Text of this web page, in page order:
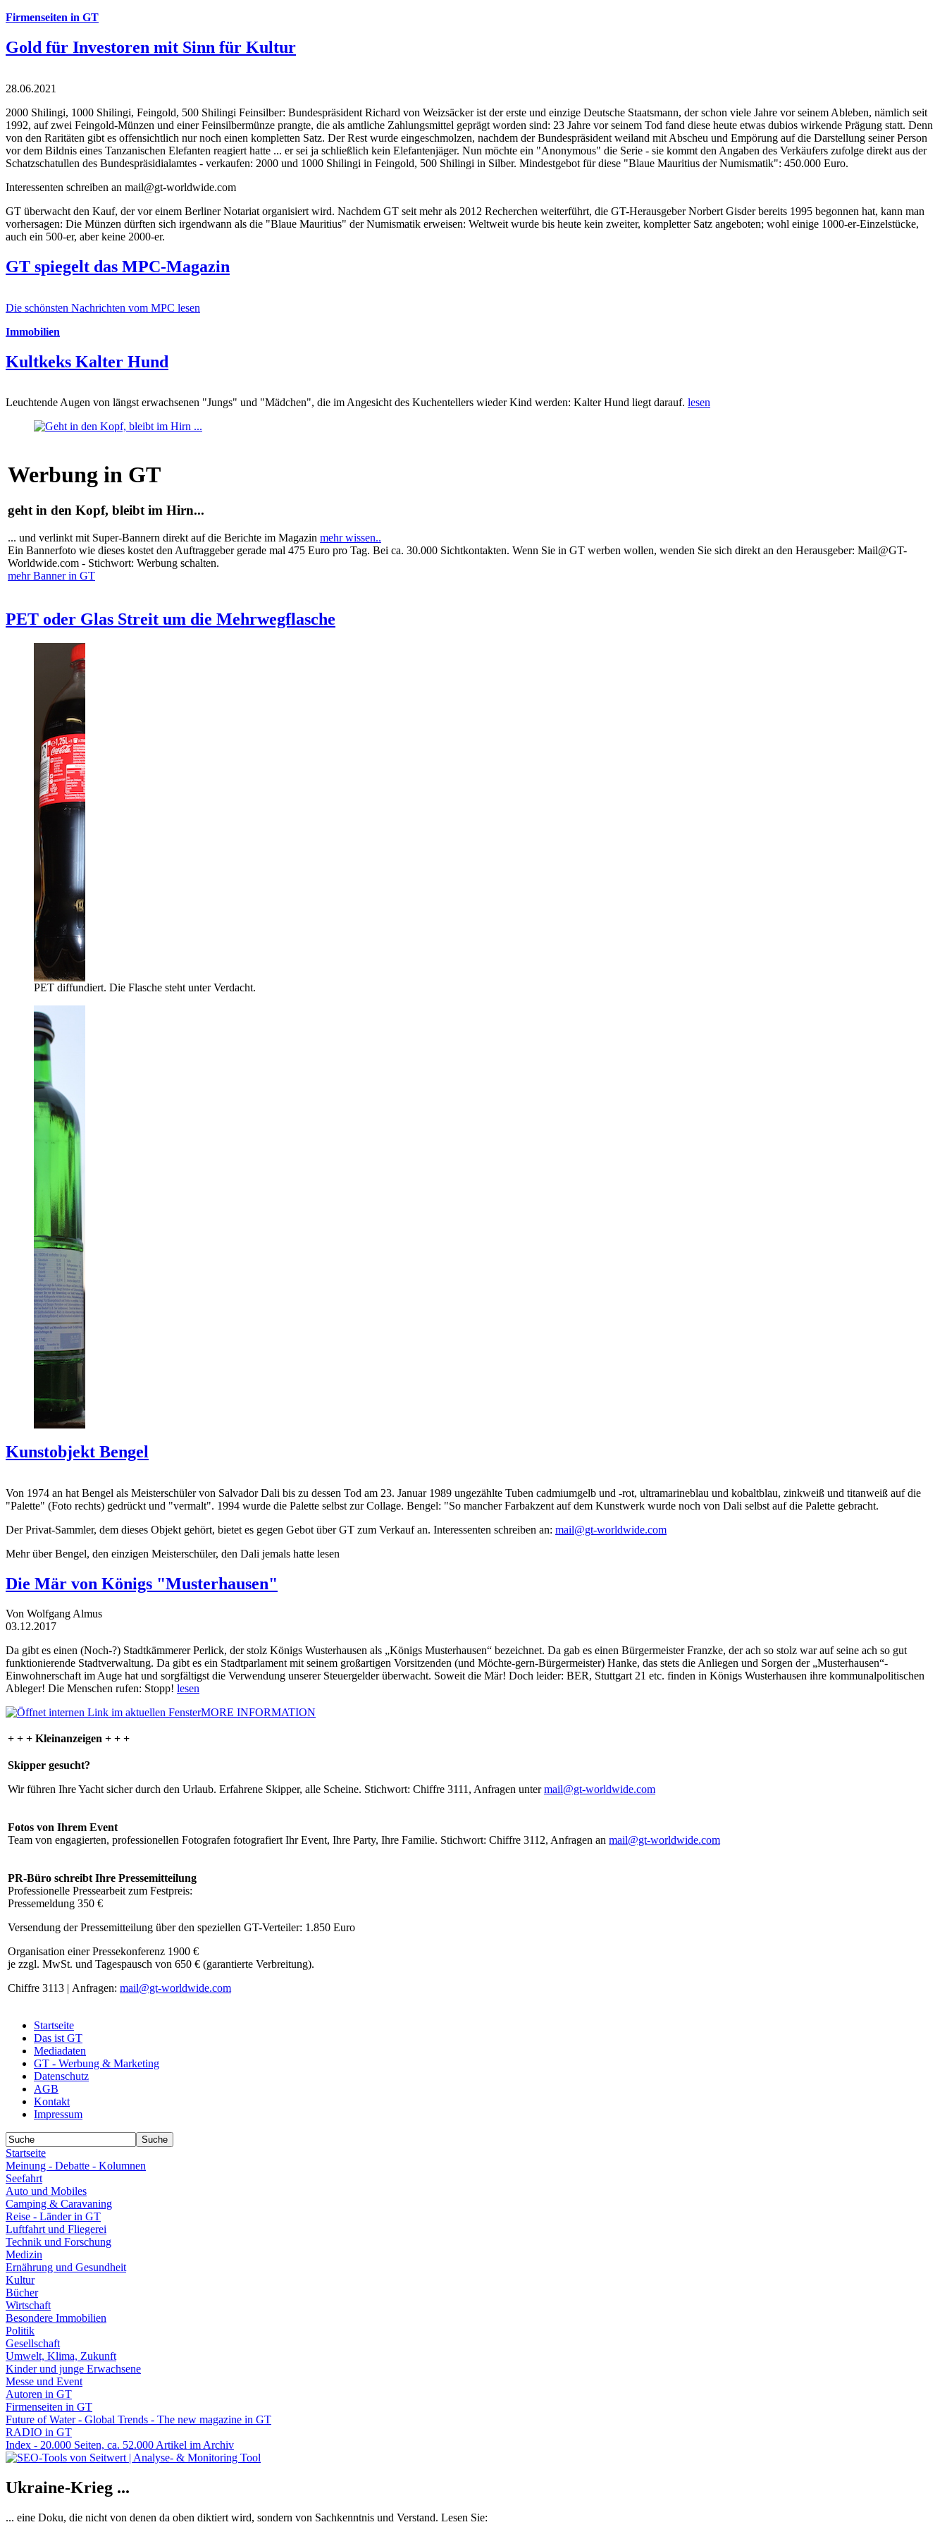
Firmenseiten in GT
Gold für Investoren mit Sinn für Kultur
28.06.2021
2000 Shilingi, 1000 Shilingi, Feingold, 500 Shilingi Feinsilber: Bundespräsident Richard von Weizsäcker ist der erste und einzige Deutsche Staatsmann, der schon viele Jahre vor seinem Ableben, nämlich seit
1992, auf zwei Feingold-Münzen und einer Feinsilbermünze prangte, die als amtliche Zahlungsmittel geprägt worden sind: 23 Jahre vor seinem Tod fand diese heute etwas dubios wirkende Prägung statt. Denn
von den Raritäten gibt es offensichtlich nur noch einen kompletten Satz. Der Rest wurde eingeschmolzen, nachdem der Bundespräsident weiland mit Abscheu und Empörung auf die Darstellung seiner Person
vor dem Bildnis eines Tanzanischen Elefanten reagiert hatte ... er sei ja schließlich kein Elefantenjäger. Nun möchte ein "Anonymous" die Serie - sie kommt den Angaben des Verkäufers zufolge direkt aus der
Schatzschatullen des Bundespräsidialamtes - verkaufen: 2000 und 1000 Shilingi in Feingold, 500 Shilingi in Silber. Mindestgebot für diese "Blaue Mauritius der Numismatik": 450.000 Euro.
Interessenten schreiben an mail@gt-worldwide.com
GT überwacht den Kauf, der vor einem Berliner Notariat organisiert wird. Nachdem GT seit mehr als 2012 Recherchen weiterführt, die GT-Herausgeber Norbert Gisder bereits 1995 begonnen hat, kann man
vorhersagen: Die Münzen dürften sich irgendwann als die "Blaue Mauritius" der Numismatik erweisen: Weltweit wurde bis heute kein zweiter, kompletter Satz angeboten; wohl einige 1000-er-Einzelstücke,
auch ein 500-er, aber keine 2000-er.
GT spiegelt das MPC-Magazin
Die schönsten Nachrichten vom MPC lesen
Immobilien
Kultkeks Kalter Hund
Leuchtende Augen von längst erwachsenen "Jungs" und "Mädchen", die im Angesicht des Kuchentellers wieder Kind werden: Kalter Hund liegt darauf. lesen
Werbung in GT
geht in den Kopf, bleibt im Hirn...
... und verlinkt mit Super-Bannern direkt auf die Berichte im Magazin mehr wissen..
Ein Bannerfoto wie dieses kostet den Auftraggeber gerade mal 475 Euro pro Tag. Bei ca. 30.000 Sichtkontakten. Wenn Sie in GT werben wollen, wenden Sie sich direkt an den Herausgeber: Mail@GT-
Worldwide.com - Stichwort: Werbung schalten.
mehr Banner in GT
PET oder Glas Streit um die Mehrwegflasche
PET diffundiert. Die Flasche steht unter Verdacht.
Kunstobjekt Bengel
Von 1974 an hat Bengel als Meisterschüler von Salvador Dali bis zu dessen Tod am 23. Januar 1989 ungezählte Tuben cadmiumgelb und -rot, ultramarineblau und kobaltblau, zinkweiß und titanweiß auf die
"Palette" (Foto rechts) gedrückt und "vermalt". 1994 wurde die Palette selbst zur Collage. Bengel: "So mancher Farbakzent auf dem Kunstwerk wurde noch von Dali selbst auf die Palette gebracht.
Der Privat-Sammler, dem dieses Objekt gehört, bietet es gegen Gebot über GT zum Verkauf an. Interessenten schreiben an: mail@gt-worldwide.com
Mehr über Bengel, den einzigen Meisterschüler, den Dali jemals hatte lesen
Die Mär von Königs "Musterhausen"
Von Wolfgang Almus
03.12.2017
Da gibt es einen (Noch-?) Stadtkämmerer Perlick, der stolz Königs Wusterhausen als „Königs Musterhausen“ bezeichnet. Da gab es einen Bürgermeister Franzke, der ach so stolz war auf seine ach so gut
funktionierende Stadtverwaltung. Da gibt es ein Stadtparlament mit seinem großartigen Vorsitzenden (und Möchte-gern-Bürgermeister) Hanke, das stets die Anliegen und Sorgen der „Musterhausen“-
Einwohnerschaft im Auge hat und sorgfältigst die Verwendung unserer Steuergelder überwacht. Soweit die Mär! Doch leider: BER, Stuttgart 21 etc. finden in Königs Wusterhausen ihre kommunalpolitischen
Ableger! Die Menschen rufen: Stopp! lesen
MORE INFORMATION
+ + + Kleinanzeigen + + +
Skipper gesucht?
Wir führen Ihre Yacht sicher durch den Urlaub. Erfahrene Skipper, alle Scheine. Stichwort: Chiffre 3111, Anfragen untermail@gt-worldwide.com
Fotos von Ihrem Event
Team von engagierten, professionellen Fotografen fotografiert Ihr Event, Ihre Party, Ihre Familie. Stichwort: Chiffre 3112, Anfragen an mail@gt-worldwide.com
PR-Büro schreibt Ihre Pressemitteilung
Professionelle Pressearbeit zum Festpreis:
Pressemeldung 350 €
Versendung der Pressemitteilung über den speziellen GT-Verteiler: 1.850 Euro
Organisation einer Pressekonferenz 1900 €
je zzgl. MwSt. und Tagespausch von 650 € (garantierte Verbreitung).
Chiffre 3113 | Anfragen: mail@gt-worldwide.com
Startseite
Das ist GT
Mediadaten
GT - Werbung & Marketing
Datenschutz
AGB
Kontakt
Impressum
Startseite
Meinung - Debatte - Kolumnen
Seefahrt
Auto und Mobiles
Camping & Caravaning
Reise - Länder in GT
Luftfahrt und Fliegerei
Technik und Forschung
Medizin
Ernährung und Gesundheit
Kultur
Bücher
Wirtschaft
Besondere Immobilien
Politik
Gesellschaft
Umwelt, Klima, Zukunft
Kinder und junge Erwachsene
Messe und Event
Autoren in GT
Firmenseiten in GT
Future of Water - Global Trends - The new magazine in GT
RADIO in GT
Index - 20.000 Seiten, ca. 52.000 Artikel im Archiv
Ukraine-Krieg ...
... eine Doku, die nicht von denen da oben diktiert wird, sondern von Sachkenntnis und Verstand. Lesen Sie: